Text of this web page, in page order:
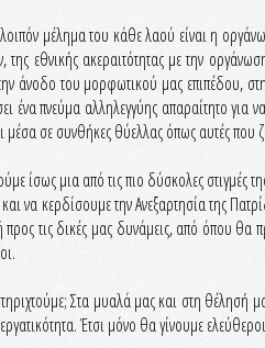
μέλημα του κάθε λαού είναι η
της εθνικής ακεραιτότητας με την
άνοδο του μορφωτικού μας επιπέδου,
ένα πνεύμα αλληλεγγύης απαραίτητο
μέσα σε συνθήκες θύελλας όπως αυτές που
ίσως μια από τις πιο δύσκολες στιγμές
να κερδίσουμε την Ανεξαρτησία της
τις δικές μας δυνάμεις, από όπου θα
Στα μυαλά μας και στη θέλησή
Έτσι μόνο θα γίνουμε